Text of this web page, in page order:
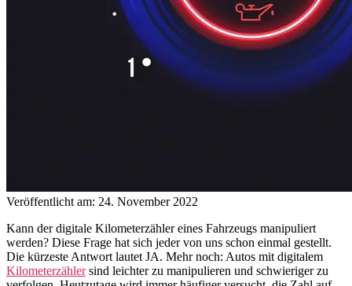
Veröffentlicht am: 24. November 2022
Kann der digitale Kilometerzähler eines Fahrzeugs manipuliert
werden? Diese Frage hat sich jeder von uns schon einmal gestellt.
Die kürzeste Antwort lautet JA. Mehr noch: Autos mit digitalem
Kilometerzählersind leichter zu manipulieren und schwieriger zu